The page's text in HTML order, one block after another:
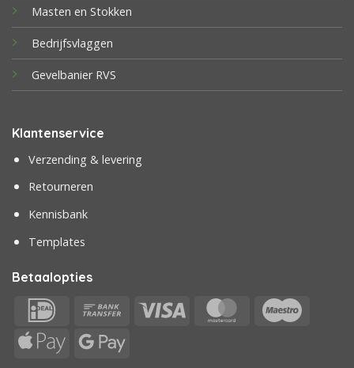
Masten en Stokken
Bedrijfsvlaggen
Gevelbanier RVS
Klantenservice
Verzending & levering
Retourneren
Kennisbank
Templates
Betaalopties
IDeal
Bank
Visa MasterCard
Apple
Google